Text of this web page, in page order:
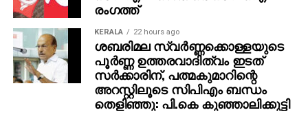
ഉന്നയിക്കില്ലെന്നും ഉപയോക്താക്കള്‍ ഓണ്‍ലൈനില്‍
കൂടുതല്‍ ജാഗ്രത പാലിക്കണമെന്നും ഗൂഗിള്‍
വ്യക്തമാക്കി.
രംഗത്ത്
KERALA 22 hours ago
ശബരിമല സ്വര്‍ണ്ണക്കൊള്ളയുടെ
പൂര്‍ണ്ണ ഉത്തരവാദിത്വം ഇടത്
സര്‍ക്കാരിന്, പത്മകുമാറിന്റെ
അറസ്റ്റിലൂടെ സിപിഎം ബന്ധം
തെളിഞ്ഞു: പി.കെ കുഞ്ഞാലിക്കുട്ടി